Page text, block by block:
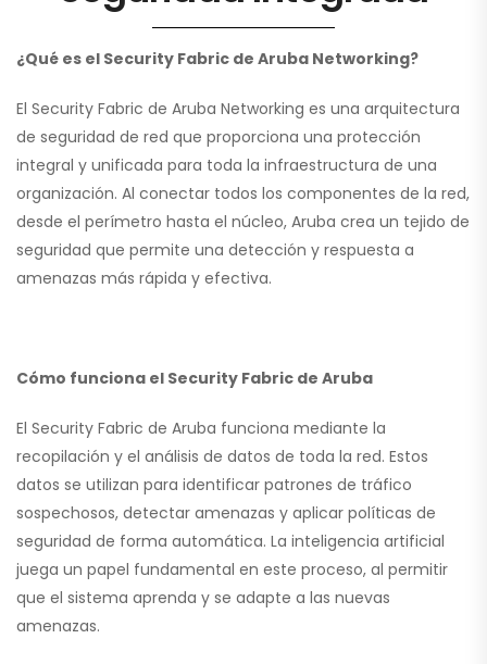
¿Qué es el Security Fabric de Aruba Networking?
El Security Fabric de Aruba Networking es una arquitectura
de seguridad de red que proporciona una protección
integral y unificada para toda la infraestructura de una
organización. Al conectar todos los componentes de la red,
desde el perímetro hasta el núcleo, Aruba crea un tejido de
seguridad que permite una detección y respuesta a
amenazas más rápida y efectiva.
Cómo funciona el Security Fabric de Aruba
El Security Fabric de Aruba funciona mediante la
recopilación y el análisis de datos de toda la red. Estos
datos se utilizan para identificar patrones de tráfico
sospechosos, detectar amenazas y aplicar políticas de
seguridad de forma automática. La inteligencia artificial
juega un papel fundamental en este proceso, al permitir
que el sistema aprenda y se adapte a las nuevas
amenazas.